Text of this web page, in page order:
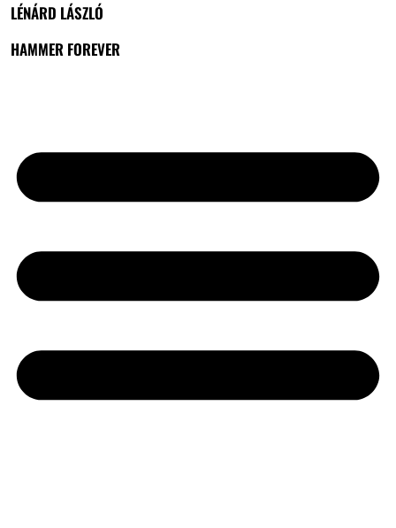
LÉNÁRD LÁSZLÓ
HAMMER FOREVER